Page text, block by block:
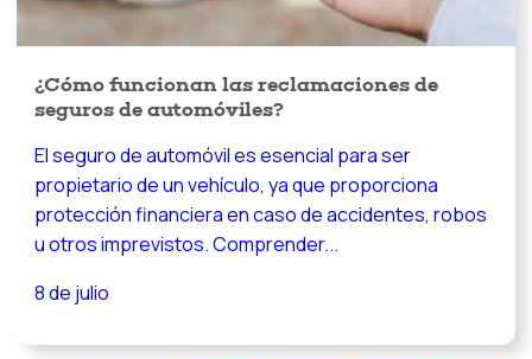
¿Cómo funcionan las reclamaciones de
seguros de automóviles?
El seguro de automóvil es esencial para ser
propietario de un vehículo, ya que proporciona
protección financiera en caso de accidentes, robos
u otros imprevistos. Comprender...
8 de julio